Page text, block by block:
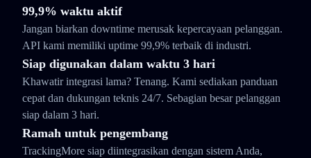
99,9% waktu aktif
Jangan biarkan downtime merusak kepercayaan pelanggan.
API kami memiliki uptime 99,9% terbaik di industri.
Siap digunakan dalam waktu 3 hari
Khawatir integrasi lama? Tenang. Kami sediakan panduan
cepat dan dukungan teknis 24/7. Sebagian besar pelanggan
siap dalam 3 hari.
Ramah untuk pengembang
TrackingMore siap diintegrasikan dengan sistem Anda,